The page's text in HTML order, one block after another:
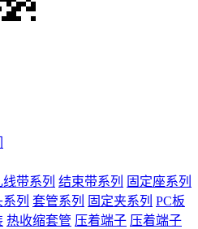
线带系列 结束带系列
固定座系列
列 套管系列 固定夹系列 PC板
热收缩套管 压着端子 压着端子